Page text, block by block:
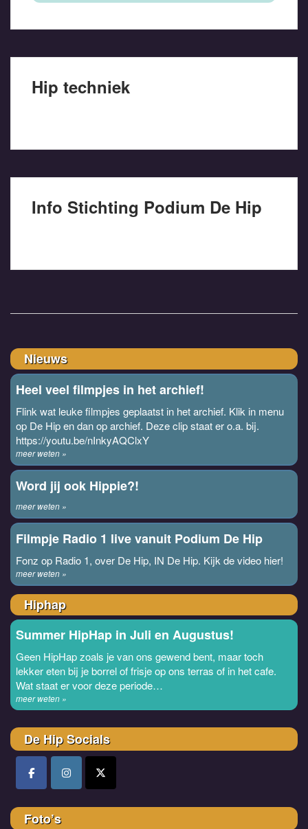
Hip techniek
Info Stichting Podium De Hip
Nieuws
Heel veel filmpjes in het archief!
Flink wat leuke filmpjes geplaatst in het archief. Klik in menu
op De Hip en dan op archief. Deze clip staat er o.a. bij.
https://youtu.be/nInkyAQClxY
meer weten »
Word jij ook Hippie?!
meer weten »
Filmpje Radio 1 live vanuit Podium De Hip
Fonz op Radio 1, over De Hip, IN De Hip. Kijk de video hier!
meer weten »
Hiphap
Summer HipHap in Juli en Augustus!
Geen HipHap zoals je van ons gewend bent, maar toch
lekker eten bij je borrel of frisje op ons terras of in het cafe.
Wat staat er voor deze periode…
meer weten »
De Hip Socials
Foto’s